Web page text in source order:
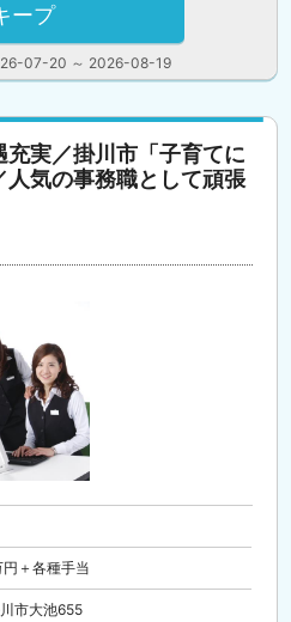
07-20 ～ 2026-08-19
ープ
実／掛川市「子育てに
気の事務職として頑張
＋各種手当
市大池655